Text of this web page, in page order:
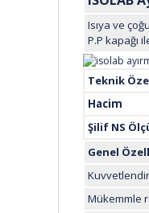
Isıya ve
P.P kapağı
Teknik
Hacim
Şilif NS
Genel
Mükemmle